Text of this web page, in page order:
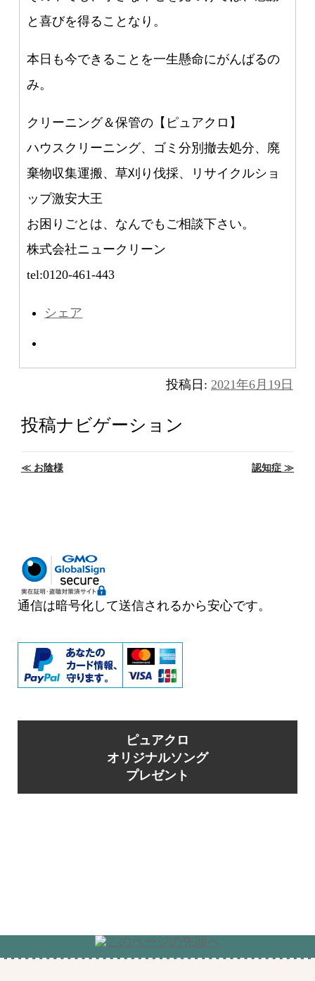
と喜びを得ることなり。
本日も今できることを一生懸命にがんばるの
み。
クリーニング＆保管の【ピュアクロ】
ハウスクリーニング、ゴミ分別撤去処分、廃
棄物収集運搬、草刈り伐採、リサイクルショ
ップ激安大王
お困りごとは、なんでもご相談下さい。
株式会社ニュークリーン
tel:0120-461-443
シェア
投稿日: 2021年6月19日
投稿ナビゲーション
≪ お陰様 認知症 ≫
通信は暗号化して送信されるから安心です。
ピュアクロ
オリジナルソング
プレゼント